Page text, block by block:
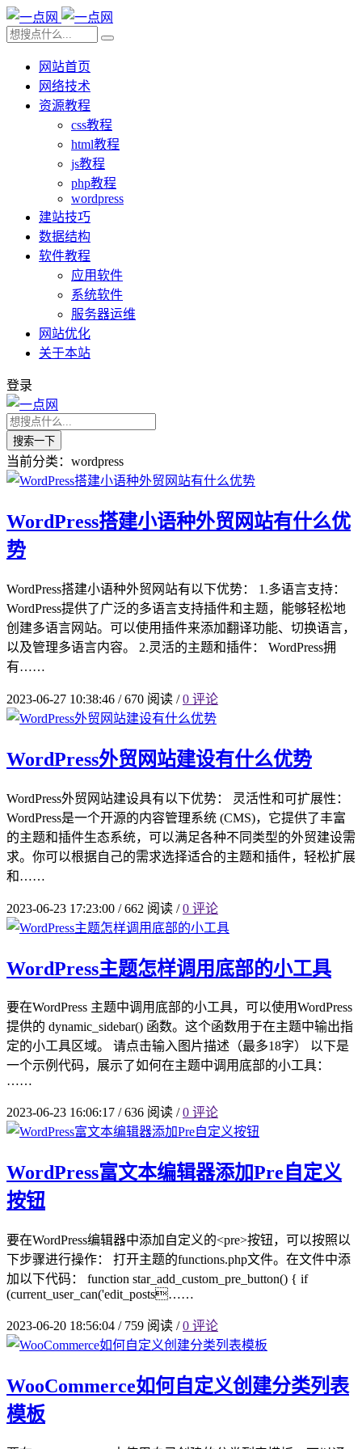
网站首页
网络技术
资源教程
css教程
html教程
js教程
php教程
wordpress
建站技巧
数据结构
软件教程
应用软件
系统软件
服务器运维
网站优化
关于本站
登录
搜索一下
当前分类：wordpress
WordPress搭建小语种外贸网站有什么优
势
WordPress搭建小语种外贸网站有以下优势： 1.多语言支持：
WordPress提供了广泛的多语言支持插件和主题，能够轻松地
创建多语言网站。可以使用插件来添加翻译功能、切换语言，
以及管理多语言内容。 2.灵活的主题和插件： WordPress拥
有……
2023-06-27 10:38:46 /670 阅读 / 0 评论
WordPress外贸网站建设有什么优势
WordPress外贸网站建设具有以下优势： 灵活性和可扩展性：
WordPress是一个开源的内容管理系统 (CMS)，它提供了丰富
的主题和插件生态系统，可以满足各种不同类型的外贸建设需
求。你可以根据自己的需求选择适合的主题和插件，轻松扩展
和……
2023-06-23 17:23:00 /662 阅读 / 0 评论
WordPress主题怎样调用底部的小工具
要在WordPress 主题中调用底部的小工具，可以使用WordPress
提供的 dynamic_sidebar() 函数。这个函数用于在主题中输出指
定的小工具区域。 请点击输入图片描述（最多18字） 以下是
一个示例代码，展示了如何在主题中调用底部的小工具：
……
2023-06-23 16:06:17 /636 阅读 / 0 评论
WordPress富文本编辑器添加Pre自定义
按钮
要在WordPress编辑器中添加自定义的<pre>按钮，可以按照以
下步骤进行操作： 打开主题的functions.php文件。在文件中添
加以下代码： function star_add_custom_pre_button() { if
(current_user_can('edit_posts……
2023-06-20 18:56:04 /759 阅读 / 0 评论
WooCommerce如何自定义创建分类列表
模板